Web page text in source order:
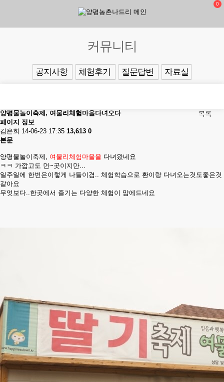
0
커뮤니티
공지사항 체험후기 질문답변 자료실
목록
양평물놀이축제, 여물리체험마을다녀오다
페이지 정보
김은희 14-06-23 17:35 13,613 0
본문
양평물놀이축제, 여물리체험마을을 다녀왔네요
ㅋㅋ 가깝고도 먼~곳이지만...
일주일에 한번은이렇게 나들이겸.. 체험학습으로 환이랑 다녀오는것도좋은것
같아요
무엇보다..한곳에서 즐기는 다양한 체험이 맘에드네요